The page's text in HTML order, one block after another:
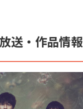
放送・作品情報